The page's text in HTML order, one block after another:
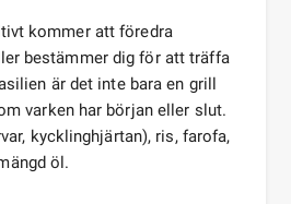
kommer att föredra
bestämmer dig för att träffa
är det inte bara en grill
varken har början eller slut.
kycklinghjärtan), ris, farofa,
öl.